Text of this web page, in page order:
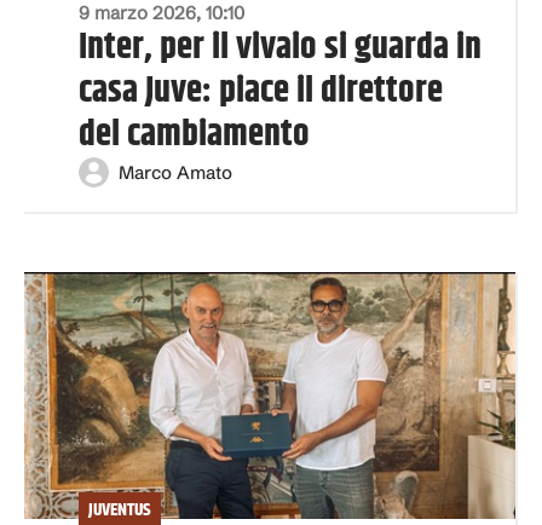
9 marzo 2026, 10:10
Inter, per il vivaio si guarda in
casa Juve: piace il direttore
del cambiamento
Marco Amato
JUVENTUS